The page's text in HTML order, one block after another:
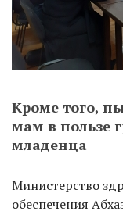
Кроме того,
мам в пользе
младенца
Министерство
обеспечения